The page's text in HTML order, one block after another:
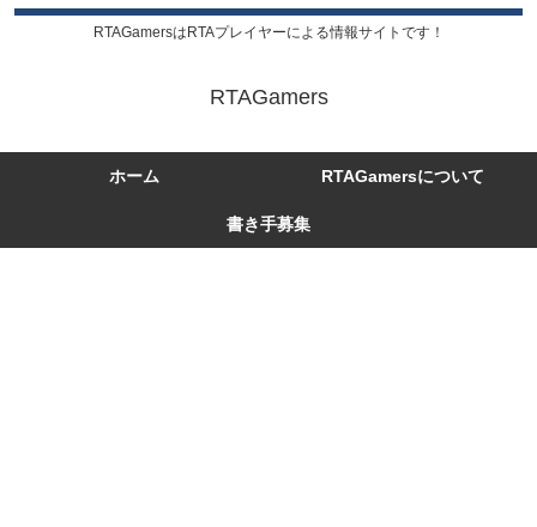
RTAGamersはRTAプレイヤーによる情報サイトです！
RTAGamers
ホーム RTAGamersについて
書き手募集